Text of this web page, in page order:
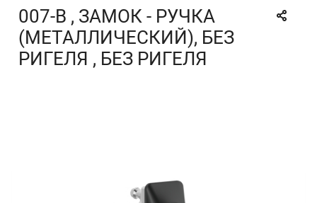
007-В , ЗАМОК - РУЧКА
(МЕТАЛЛИЧЕСКИЙ), БЕЗ
РИГЕЛЯ , БЕЗ РИГЕЛЯ